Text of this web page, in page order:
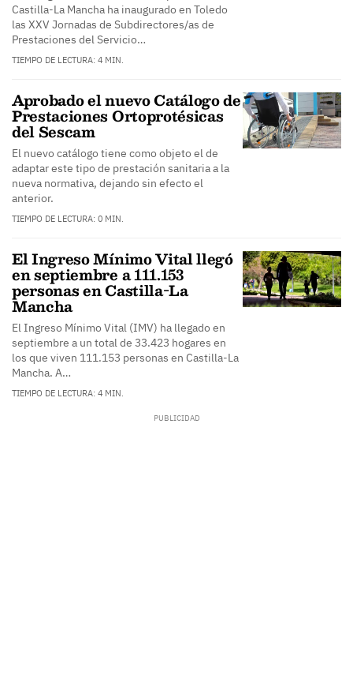
Castilla-La Mancha ha inaugurado en Toledo
las XXV Jornadas de Subdirectores/as de
Prestaciones del Servicio…
TIEMPO DE LECTURA: 4 MIN.
Aprobado el nuevo Catálogo de
Prestaciones Ortoprotésicas
del Sescam
El nuevo catálogo tiene como objeto el de
adaptar este tipo de prestación sanitaria a la
nueva normativa, dejando sin efecto el
anterior.
TIEMPO DE LECTURA: 0 MIN.
El Ingreso Mínimo Vital llegó
en septiembre a 111.153
personas en Castilla-La
Mancha
El Ingreso Mínimo Vital (IMV) ha llegado en
septiembre a un total de 33.423 hogares en
los que viven 111.153 personas en Castilla-La
Mancha. A…
TIEMPO DE LECTURA: 4 MIN.